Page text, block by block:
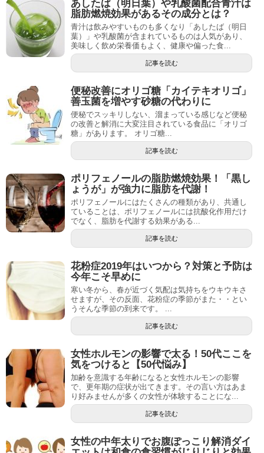
あしたば（明日葉）や乳酸菌配合青汁は
脂肪燃焼効果があるその成分とは？
青汁は飲みやすいものも多くなり「あしたば（明日
葉）」や乳酸菌が含まれているものは人気があり、
美味しく飲め栄養価もよく、健康や偏った食...
記事を読む
便秘改善にオリゴ糖「カイテキオリゴ」
善玉菌を増やす砂糖の代わりに
便秘でスッキリしない、溜まっている感じなど便秘
の改善と解消に大変注目されている食品に「オリゴ
糖」があります。 オリゴ糖...
記事を読む
ポリフェノールの脂肪燃焼効果！「黒し
ょうが」が強力に脂肪を代謝！
ポリフェノールにはたくさんの種類があり、共通し
ていることは、ポリフェノールには抗酸化作用だけ
でなく、脂肪を代謝する効果がある...
記事を読む
花粉症2019年はいつから？対策と予防は
今年こそ早めに
寒い冬から、春が近づく気配は気持ちをウキウキさ
せますが、その反面、花粉症の季節がまた・・とい
うそんな季節の到来です。 ...
記事を読む
女性ホルモンの影響で太る！50代ここを
気をつけると【50代悩み】
加齢を意識する年齢になると女性ホルモンの影響
で、更年期の症状が出てきます。その言い方はあま
り好みませんが多くの女性が体験することにな...
記事を読む
女性の中年太りでお腹ぽっこり解消ダイ